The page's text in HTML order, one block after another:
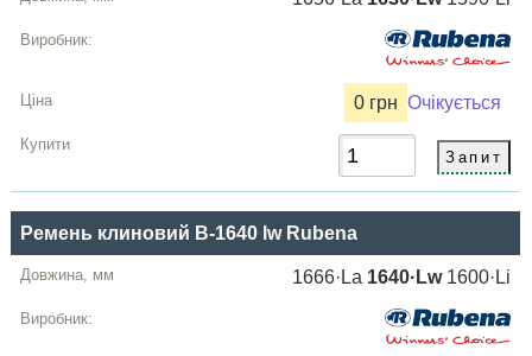
0 грн Очікується
Ремень клиновий B-1640 lw Rubena
1666·La 1640·Lw1600·Li